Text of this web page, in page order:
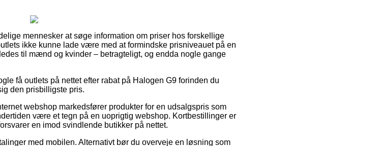
mennesker at søge information om priser hos forskellige
ikke kunne lade være med at formindske prisniveauet på en
til mænd og kvinder – betragteligt, og endda nogle gange
få outlets på nettet efter rabat på Halogen G9 forinden du
den prisbilligste pris.
webshop markedsfører produkter for en udsalgspris som
være et tegn på en uoprigtig webshop. Kortbestillinger er
en imod svindlende butikker på nettet.
med mobilen. Alternativt bør du overveje en løsning som